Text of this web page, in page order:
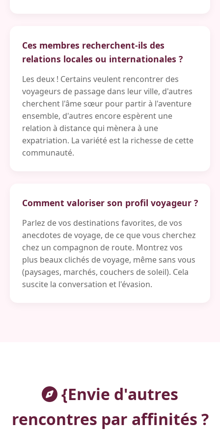
Ces membres recherchent-ils des
relations locales ou internationales ?
Les deux ! Certains veulent rencontrer des
voyageurs de passage dans leur ville, d'autres
cherchent l'âme sœur pour partir à l'aventure
ensemble, d'autres encore espèrent une
relation à distance qui mènera à une
expatriation. La variété est la richesse de cette
communauté.
Comment valoriser son profil voyageur ?
Parlez de vos destinations favorites, de vos
anecdotes de voyage, de ce que vous cherchez
chez un compagnon de route. Montrez vos
plus beaux clichés de voyage, même sans vous
(paysages, marchés, couchers de soleil). Cela
suscite la conversation et l'évasion.
{Envie d'autres
rencontres par affinités ?